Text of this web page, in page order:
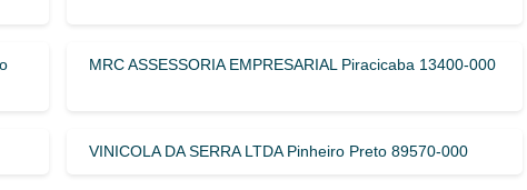
MRC ASSESSORIA EMPRESARIAL Piracicaba 13400-000
VINICOLA DA SERRA LTDA Pinheiro Preto 89570-000